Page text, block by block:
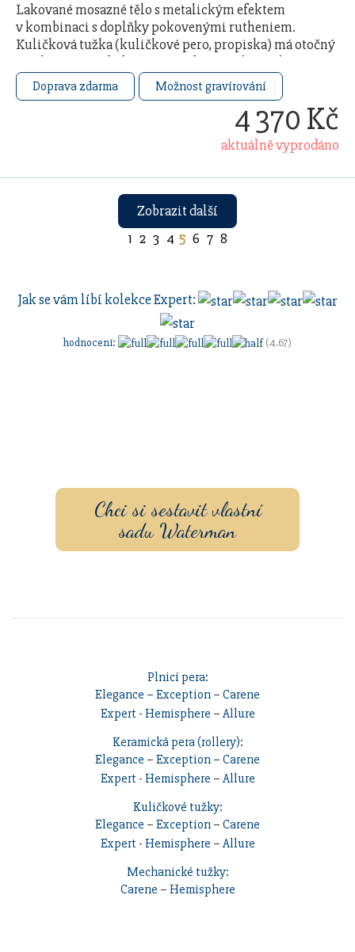
Lakované mosazné tělo s metalickým efektem
v kombinaci s doplňky pokovenými rutheniem.
Kuličková tužka (kuličkové pero, propiska) má otočný
mechanismus, dodáváno s modrou náplní. Baleno
v dárkovém …
Doprava zdarma Možnost gravírování
4 370 Kč
aktuálně vyprodáno
Zobrazit další
1 2 3 4 5 6 7 8
Jak se vám líbí kolekceExpert:
hodnocení: (4.67)
Chci si sestavit vlastní
sadu Waterman
Plnicí pera:
Elegance – Exception – Carene
Expert - Hemisphere – Allure
Keramická pera (rollery):
Elegance – Exception – Carene
Expert - Hemisphere – Allure
Kuličkové tužky:
Elegance – Exception – Carene
Expert - Hemisphere – Allure
Mechanické tužky:
Carene – Hemisphere